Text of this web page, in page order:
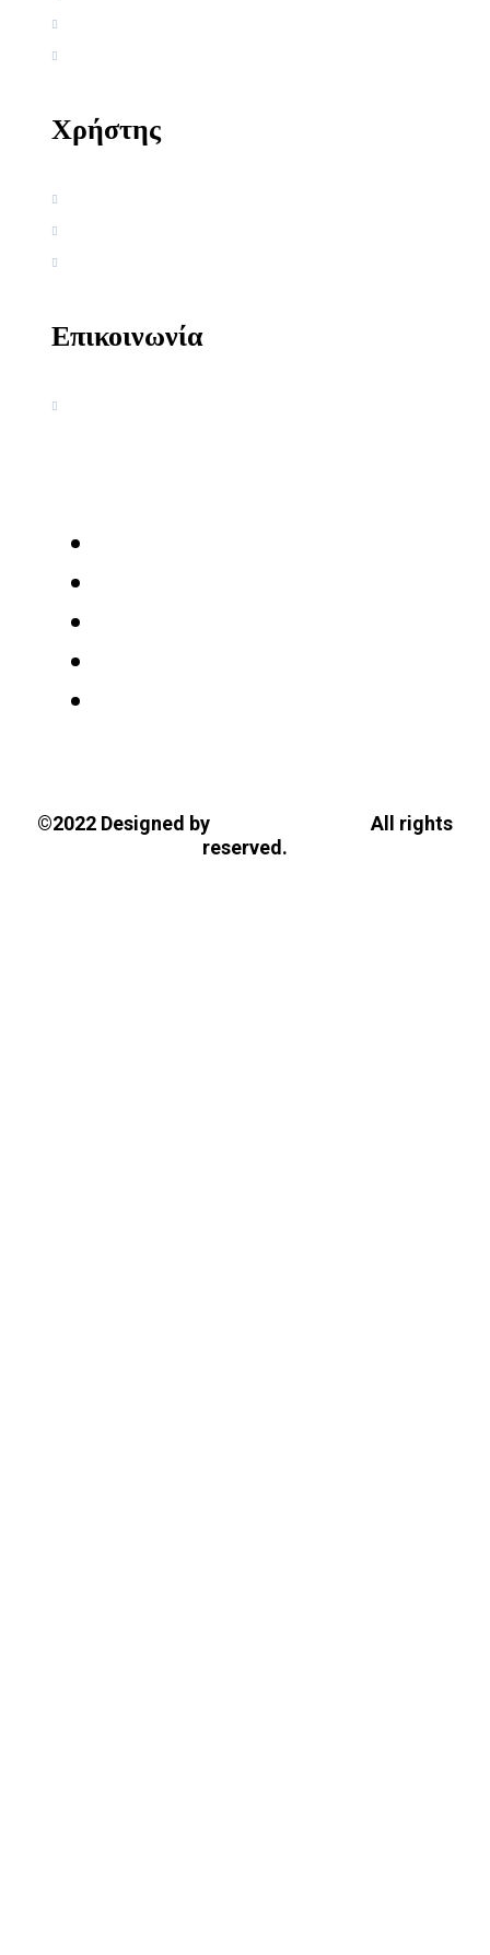
Χρήστης
Επικοινωνία
©2022 Designed by
All rights
reserved.